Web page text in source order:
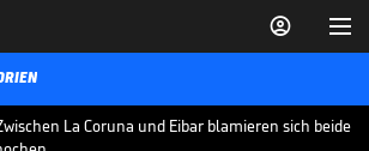


La Coruna und Eibar blamieren sich beide